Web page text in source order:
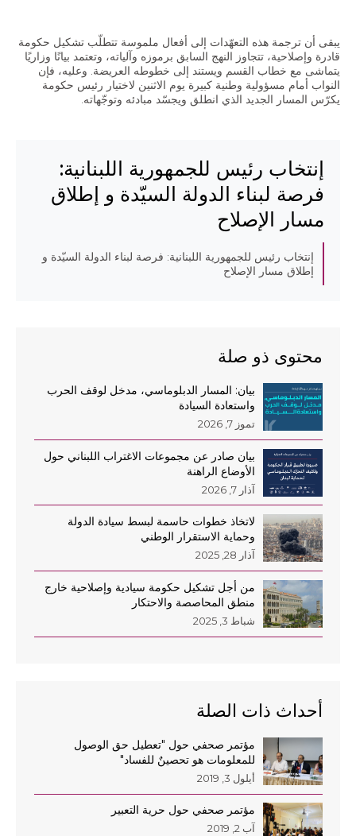
AR
EN
يبقى أن ترجمة هذه التعهّدات إلى أفعال ملموسة تتطلّب تشكيل حكومة
قادرة وإصلاحية، تتجاوز النهج السابق برموزه وآلياته، وتعتمد بيانًا وزاريًا
يتماشى مع خطاب القسم ويستند إلى خطوطه العريضة. وعليه، فإن
النواب أمام مسؤولية وطنية كبيرة يوم الاثنين لاختيار رئيس حكومة
يكرّس المسار الجديد الذي انطلق ويجسّد مبادئه وتوجّهاته.
إنتخاب رئيس للجمهورية اللبنانية:
فرصة لبناء الدولة السيّدة و إطلاق
مسار الإصلاح
إنتخاب رئيس للجمهورية اللبنانية: فرصة لبناء الدولة السيّدة و
إطلاق مسار الإصلاح
محتوى ذو صلة
بيان: المسار الدبلوماسي، مدخل لوقف الحرب
واستعادة السيادة
تموز 7, 2026
بيان صادر عن مجموعات الاغتراب اللبناني حول
الأوضاع الراهنة
آذار 7, 2026
لاتخاذ خطوات حاسمة لبسط سيادة الدولة
وحماية الاستقرار الوطني
آذار 28, 2025
من أجل تشكيل حكومة سيادية وإصلاحية خارج
منطق المحاصصة والاحتكار
شباط 3, 2025
أحداث ذات الصلة
مؤتمر صحفي حول "تعطيل حق الوصول
للمعلومات هو تحصينٌ للفساد"
أيلول 3, 2019
مؤتمر صحفي حول حرية التعبير
آب 2, 2019